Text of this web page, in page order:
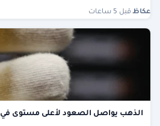
عكاظ قبل 5 ساعات
الذهب يواصل الصعود لأعلى مستوى في 7 أسابيع